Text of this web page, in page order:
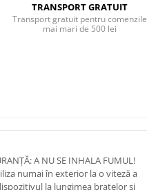
TRANSPORT GRATUIT
Transport gratuit pentru comenzile
mai mari de 500 lei
A NU SE INHALA FUMUL!
numai în exterior la o viteză a
la lungimea brațelor și